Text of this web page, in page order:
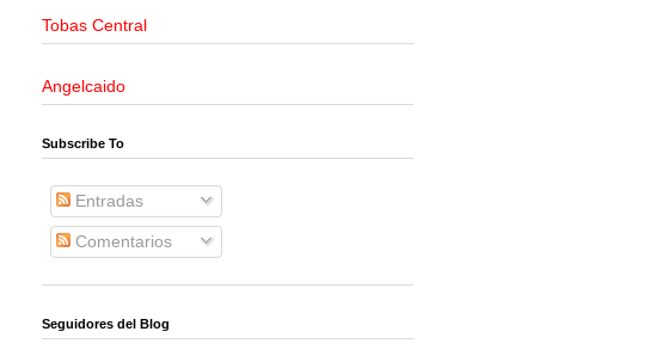
Tobas Central
Angelcaido
Subscribe To
Entradas
Comentarios
Seguidores del Blog